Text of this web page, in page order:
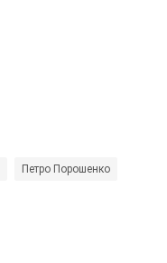
Петро Порошенко